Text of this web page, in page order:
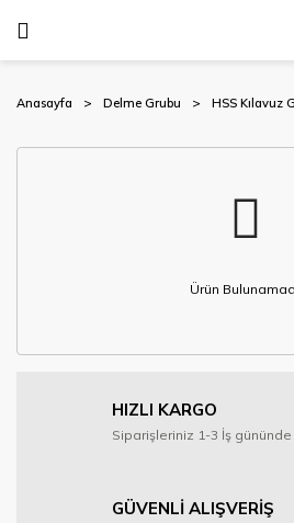
Anasayfa Delme Grubu HSS Kılavuz
Ürün
HIZLI KARGO
Siparişleriniz 1-3 İş
GÜVENLİ ALIŞVERİŞ